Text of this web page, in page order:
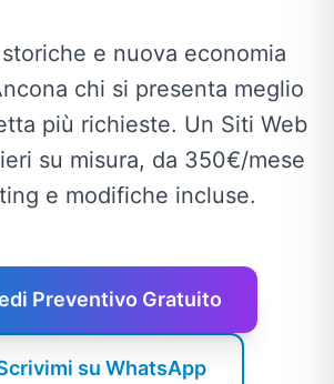
e nuova economia
chi si presenta meglio
più richieste. Un Siti Web
su misura, da 350€/mese
e modifiche incluse.
Preventivo Gratuito
su WhatsApp